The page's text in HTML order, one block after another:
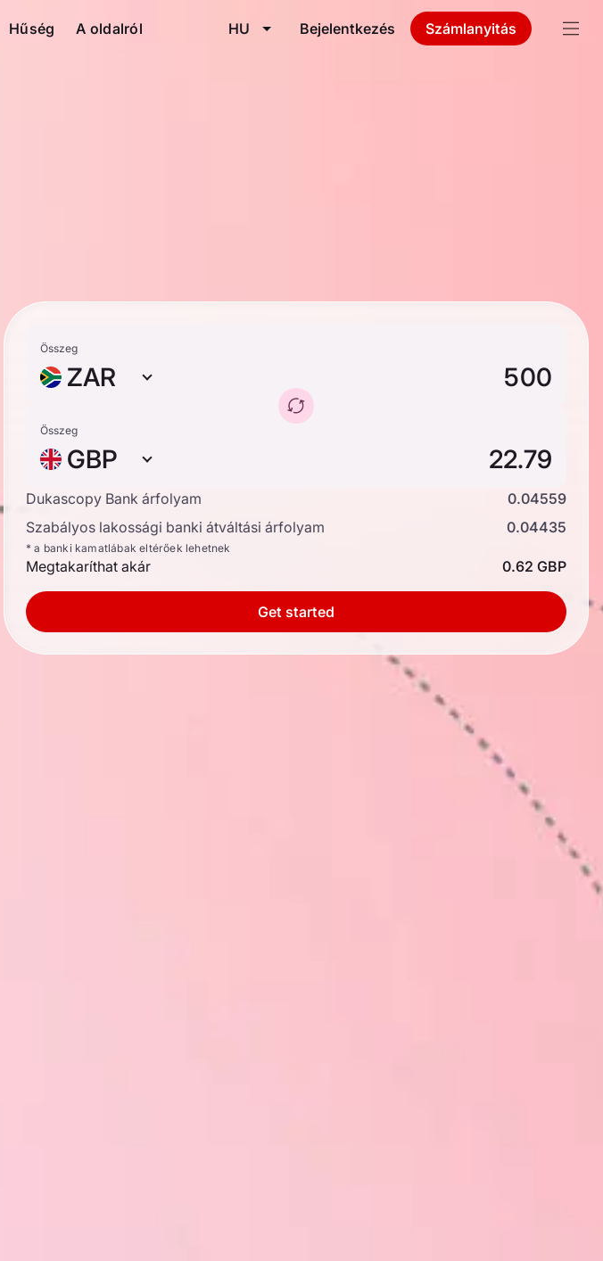
Hűség A oldalról HU Bejelentkezés Számlanyitás
Összeg
ZAR
Összeg
GBP
Dukascopy Bank árfolyam
0.04559
Szabályos lakossági banki átváltási árfolyam
0.04435
* a banki kamatlábak eltérőek lehetnek
Megtakaríthat akár 0.62 GBP
Get started